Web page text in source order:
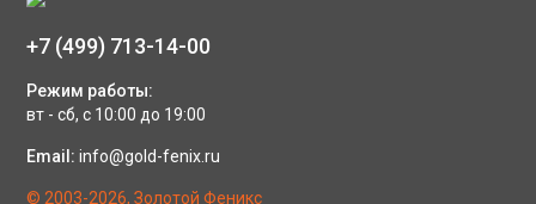
+7 (499) 713-14-00
Режим работы:
вт - сб, с 10:00 до 19:00
Email: info@gold-fenix.ru
© 2003-2026, Золотой Феникс